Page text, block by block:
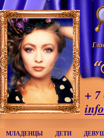
+ 7
МЛАДЕНЦЫ ДЕТИ